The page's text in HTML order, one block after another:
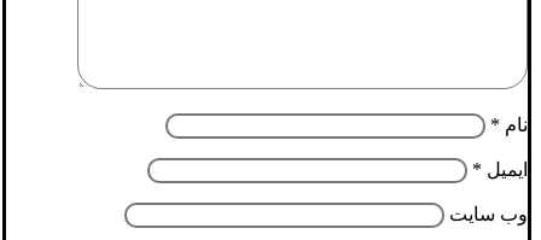
نام *
ایمیل *
وب‌ سایت